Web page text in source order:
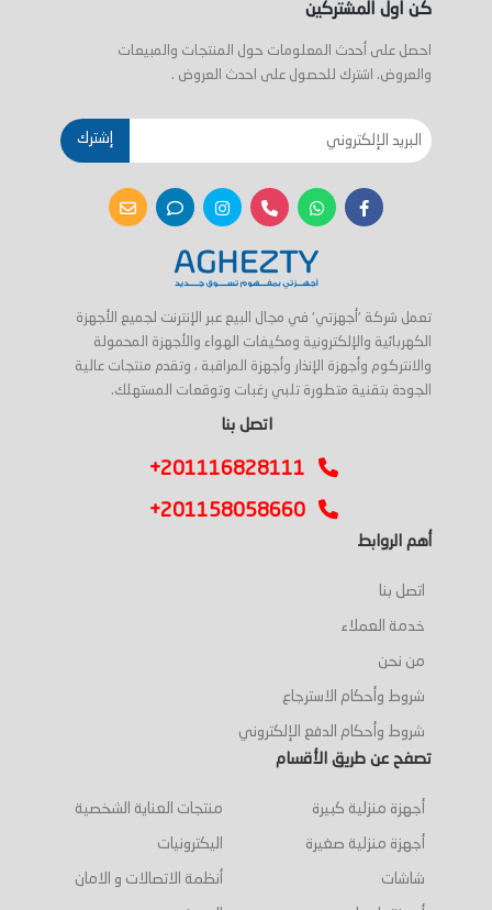
كن اول المشتركين
احصل على أحدث المعلومات حول المنتجات والمبيعات
والعروض. اشترك للحصول على احدث العروض .
إشترك
تعمل شركة 'أجهزتي' في مجال البيع عبر الإنترنت لجميع الأجهزة
الكهربائية والإلكترونية ومكيفات الهواء والأجهزة المحمولة
والانتركوم وأجهزة الإنذار وأجهزة المراقبة ، وتقدم منتجات عالية
الجودة بتقنية متطورة تلبي رغبات وتوقعات المستهلك.
اتصل بنا
+201116828111
+201158058660
أهم الروابط
اتصل بنا
خدمة العملاء
من نحن
شروط وأحكام الاسترجاع
شروط وأحكام الدفع الإلكتروني
تصفح عن طريق الأقسام
أجهزة منزلية كبيرة
أجهزة منزلية صغيرة
شاشات
منتجات العناية الشخصية
اليكترونيات
أنظمة الاتصالات و الامان